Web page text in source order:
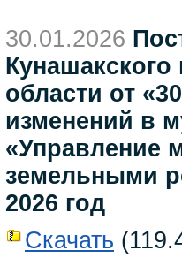
30.01.2026
области от
изменений в
«Управление
земельными
2026 год
Скачать